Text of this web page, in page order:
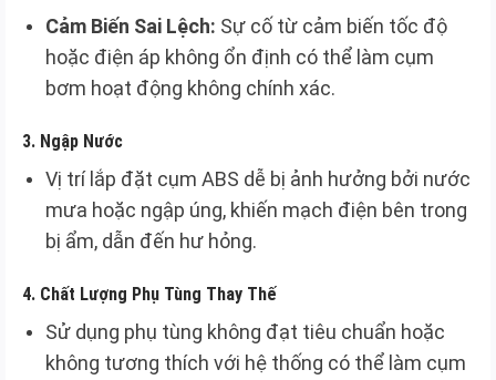
Cảm Biến Sai Lệch: Sự cố từ cảm biến tốc độ
hoặc điện áp không ổn định có thể làm cụm
bơm hoạt động không chính xác.
3. Ngập Nước
Vị trí lắp đặt cụm ABS dễ bị ảnh hưởng bởi nước
mưa hoặc ngập úng, khiến mạch điện bên trong
bị ẩm, dẫn đến hư hỏng.
4. Chất Lượng Phụ Tùng Thay Thế
Sử dụng phụ tùng không đạt tiêu chuẩn hoặc
không tương thích với hệ thống có thể làm cụm